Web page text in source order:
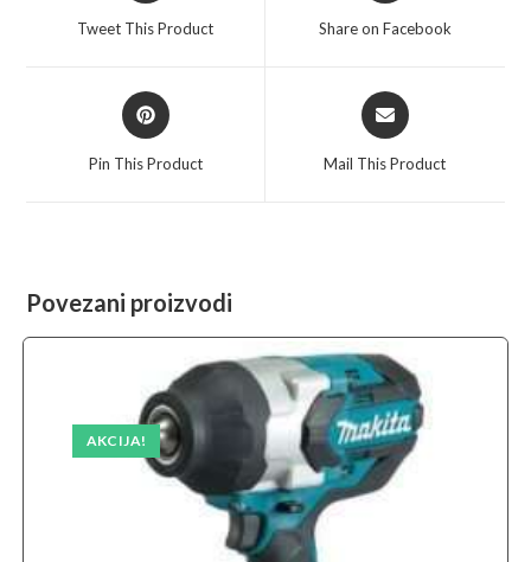
Tweet This Product Share on Facebook
Opens
in
Pin This Product
Opens
in
Mail This Product
Povezani proizvodi
AKCIJA!